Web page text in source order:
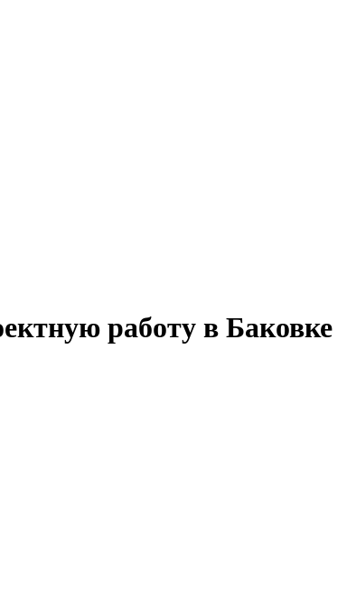
работу в Баковке